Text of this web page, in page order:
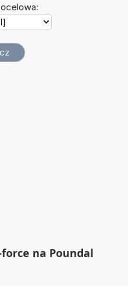
na Poundal